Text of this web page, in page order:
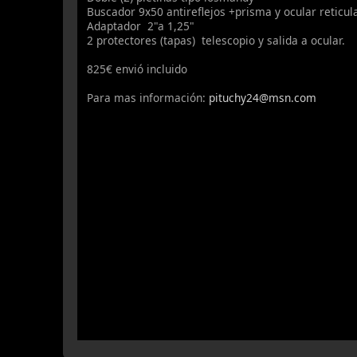
Buscador 9x50 antireflejos +prisma y ocular
Adaptador 2"a 1,25"
2 protectores (tapas) telescopio y salida a ocular.
825€ envió incluido
Para mas información: pituchy24@msn.com